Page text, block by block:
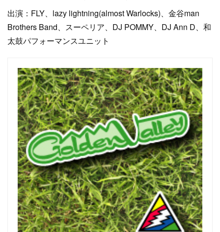
出演：FLY、lazy lightning(almost Warlocks)、金谷man
Brothers Band、スーペリア、DJ POMMY、DJ Ann D、和
太鼓パフォーマンスユニット